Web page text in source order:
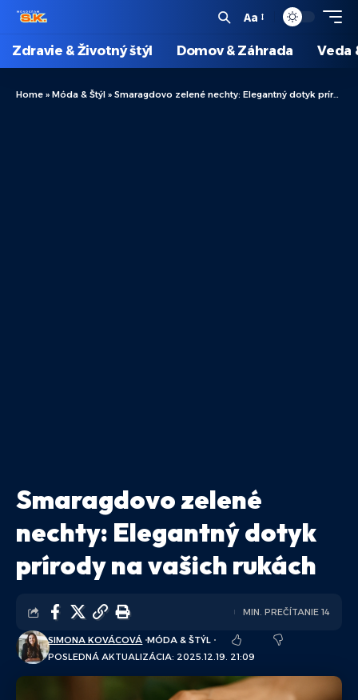
Aa
Zdravie & Životný štýl Domov & Záhrada Veda
Home » Móda & Štýl » Smaragdovo zelené nechty: Elegantný dotyk prírody na vašich rukách
Smaragdovo zelené
nechty: Elegantný dotyk
prírody na vašich rukách
POSLEDNÁ AKTUALIZÁCIA: 2025.12.19. 21:09
SIMONA KOVÁCOVÁ MÓDA & ŠTÝL
MIN. PREČÍTANIE 14